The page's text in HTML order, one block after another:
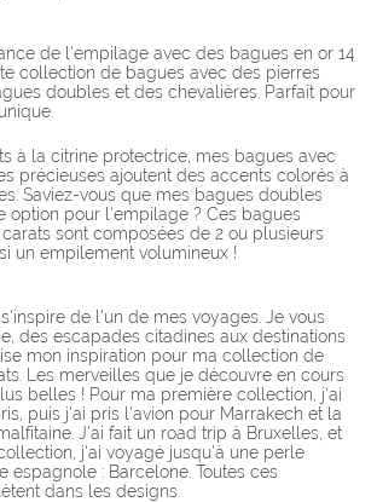
de l'empilage avec des bagues en or 14
collection de bagues avec des pierres
doubles et des chevalières. Parfait pour
à la citrine protectrice, mes bagues avec
précieuses ajoutent des accents colorés à
Saviez-vous que mes bagues doubles
option pour l'empilage ? Ces bagues
sont composées de 2 ou plusieurs
un empilement volumineux !
de l'un de mes voyages. Je vous
des escapades citadines aux destinations
mon inspiration pour ma collection de
Les merveilles que je découvre en cours
belles ! Pour ma première collection, j'ai
puis j'ai pris l'avion pour Marrakech et la
J'ai fait un road trip à Bruxelles, et
j'ai voyagé jusqu'à une perle
espagnole : Barcelone. Toutes ces
dans les designs.